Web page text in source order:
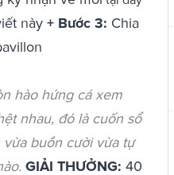
này + Bước 3: Chia
hào hứng cá xem
nhau, đó là cuốn sổ
buồn cười vừa tự
GIẢI THƯỞNG: 40